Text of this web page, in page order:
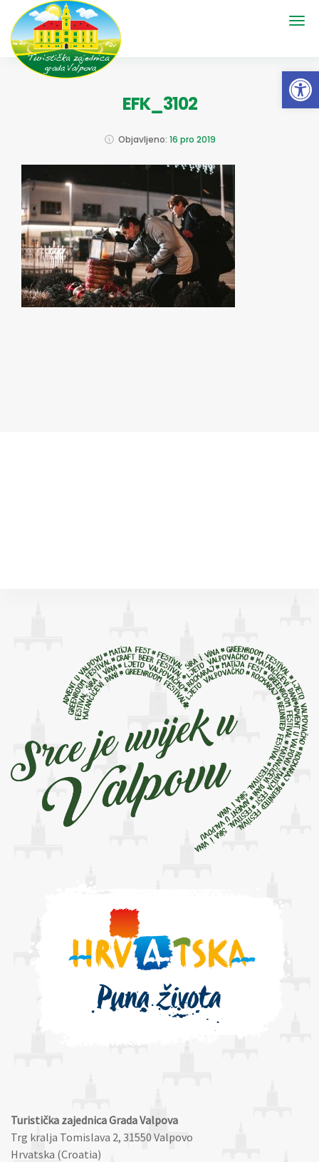
EFK_3102
Objavljeno: 16 pro 2019
Turistička zajednica Grada Valpova
Trg kralja Tomislava 2, 31550 Valpovo
Hrvatska (Croatia)